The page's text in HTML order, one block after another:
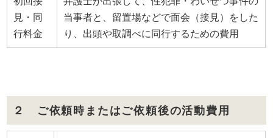
見・同
行料金
当事者と、留置場などで面会（接見）をした
り、出頭や取調べに同行するための費用
２ ご依頼時またはご依頼後の活動費用